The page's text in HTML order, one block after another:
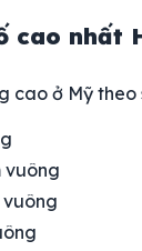
cao nhất
ở Mỹ theo
vuông